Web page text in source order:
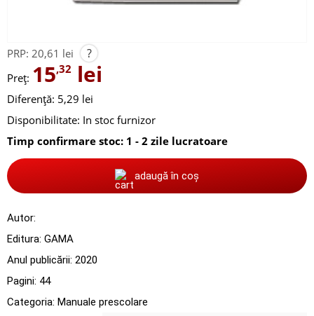
PRP: 20,61 lei ?
Preț: 15,32 lei
Diferență: 5,29 lei
Disponibilitate: In stoc furnizor
Timp confirmare stoc: 1 - 2 zile lucratoare
adaugă în coș
Autor:
Editura: GAMA
Anul publicării: 2020
Pagini: 44
Categoria: Manuale prescolare